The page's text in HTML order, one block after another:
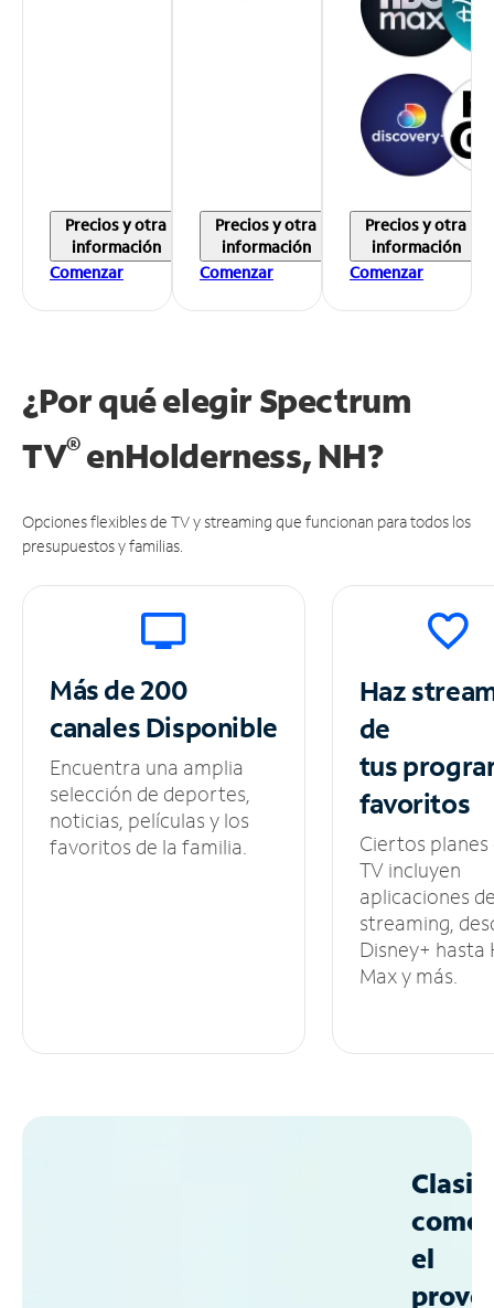
Precios y otra
información
Comenzar
Precios y otra
información
Comenzar
Precios y otra
información
Comenzar
¿Por qué elegir Spectrum
TV®enHolderness, NH?
Opciones flexibles de TV y streaming que funcionan para todos los
presupuestos y familias.
Más de 200
canalesDisponible
Encuentra una amplia
selección de deportes,
noticias, películas y los
favoritos de la familia.
Haz
de
tus
favoritos
Ciertos planes
TV incluyen
aplicaciones
streaming,
Disney+ hasta
Max y más.
como
el